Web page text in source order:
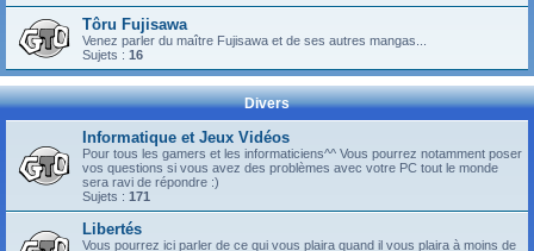
Tôru Fujisawa
Venez parler du maître Fujisawa et de ses autres mangas...
Sujets : 16
Divers
Informatique et Jeux Vidéos
Pour tous les gamers et les informaticiens^^ Vous pourrez notamment poser
vos questions si vous avez des problèmes avec votre PC tout le monde
sera ravi de répondre :)
Sujets : 171
Libertés
Vous pourrez ici parler de ce qui vous plaira quand il vous plaira à moins de